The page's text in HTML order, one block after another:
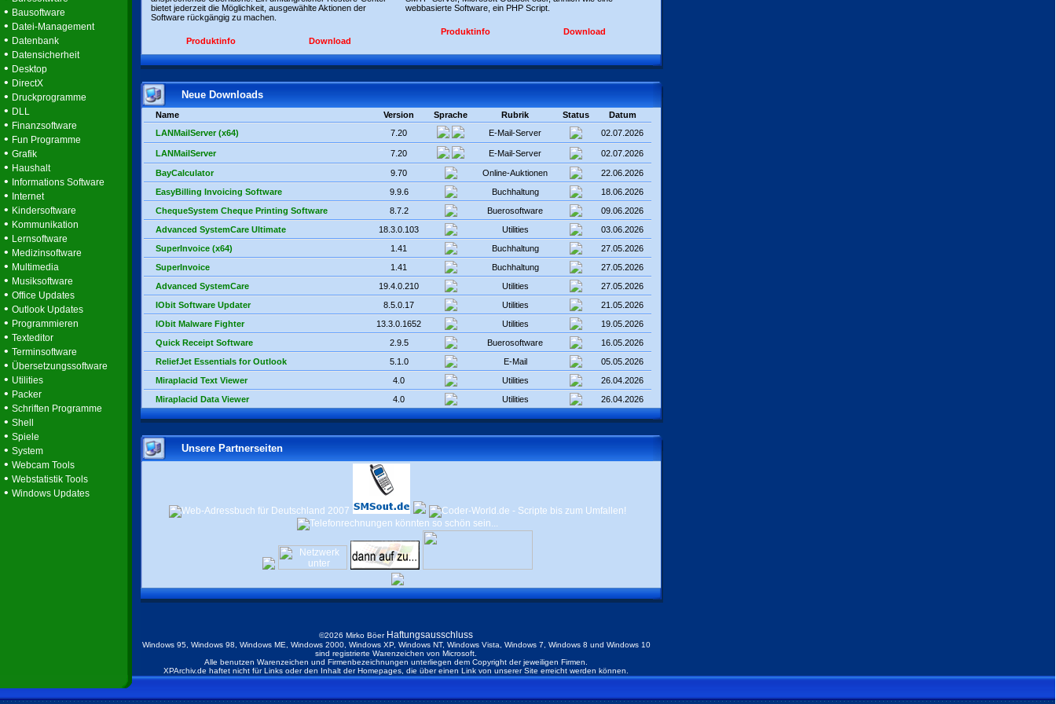
• Bausoftware
• Datei-Management
• Datenbank
• Datensicherheit
• Desktop
• DirectX
• Druckprogramme
• DLL
• Finanzsoftware
• Fun Programme
• Grafik
• Haushalt
• Informations Software
• Internet
• Kindersoftware
• Kommunikation
• Lernsoftware
• Medizinsoftware
• Multimedia
• Musiksoftware
• Office Updates
• Outlook Updates
• Programmieren
• Texteditor
• Terminsoftware
• Übersetzungssoftware
• Utilities
• Packer
• Schriften Programme
• Shell
• Spiele
• System
• Webcam Tools
• Webstatistik Tools
• Windows Updates
bietet jederzeit die Möglichkeit, ausgewählte Aktionen der
Software rückgängig zu machen.
Produktinfo Download
webbasierte Software, ein PHP Script.
Produktinfo Download
Neue Downloads
Name Version Sprache Rubrik Status
Datum
LANMailServer (x64)
7.20 E-Mail-Server 02.07.2026
LANMailServer 7.20 E-Mail-Server 02.07.2026
BayCalculator 9.70 Online-Auktionen
22.06.2026
EasyBilling Invoicing Software
9.9.6 Buchhaltung
18.06.2026
ChequeSystem Cheque Printing Software
8.7.2 Buerosoftware
09.06.2026
Advanced SystemCare Ultimate
18.3.0.103 Utilities
03.06.2026
SuperInvoice (x64)
1.41 Buchhaltung
27.05.2026
SuperInvoice
1.41 Buchhaltung
27.05.2026
Advanced SystemCare
19.4.0.210 Utilities
27.05.2026
IObit Software Updater
8.5.0.17 Utilities
21.05.2026
IObit Malware Fighter
13.3.0.1652 Utilities
19.05.2026
Quick Receipt Software
2.9.5 Buerosoftware
16.05.2026
ReliefJet Essentials for Outlook
5.1.0 E-Mail
05.05.2026
Miraplacid Text Viewer
4.0 Utilities
26.04.2026
Miraplacid Data Viewer
4.0 Utilities 26.04.2026
Unsere Partnerseiten
©2026 Mirko Böer Haftungsausschluss
Windows 95, Windows 98, Windows ME, Windows 2000, Windows XP, Windows NT, Windows Vista, Windows 7, Windows 8 und Windows 10
sind registrierte Warenzeichen von Microsoft.
Alle benutzen Warenzeichen und Firmenbezeichnungen unterliegen dem Copyright der jeweiligen Firmen.
XPArchiv.de haftet nicht für Links oder den Inhalt der Homepages, die über einen Link von unserer Site erreicht werden können.